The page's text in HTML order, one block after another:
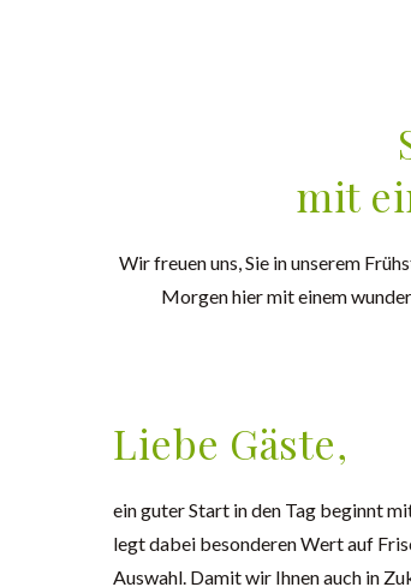
mit
Wir freuen uns, Sie in unserem
Morgen hier mit einem
Liebe Gäste,
ein guter Start in den Tag beginnt
legt dabei besonderen Wert auf
Auswahl. Damit wir Ihnen auch in